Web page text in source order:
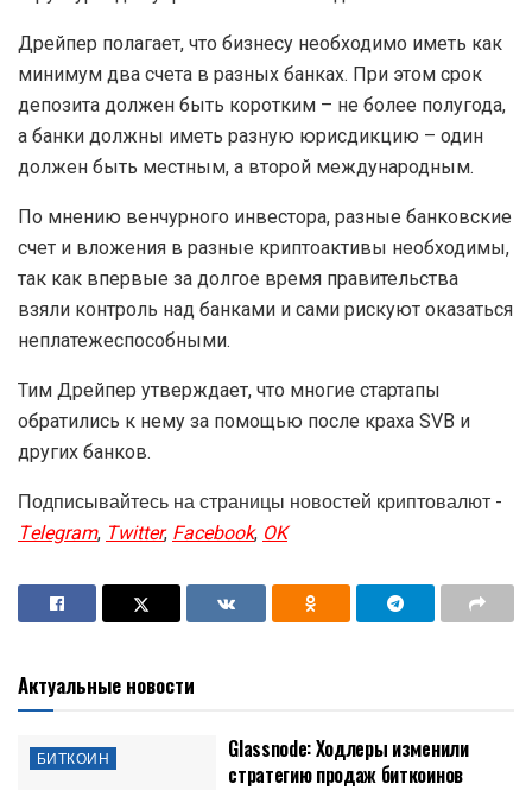
Дрейпер полагает, что бизнесу необходимо иметь как
минимум два счета в разных банках. При этом срок
депозита должен быть коротким – не более полугода,
а банки должны иметь разную юрисдикцию – один
должен быть местным, а второй международным.
По мнению венчурного инвестора, разные банковские
счет и вложения в разные криптоактивы необходимы,
так как впервые за долгое время правительства
взяли контроль над банками и сами рискуют оказаться
неплатежеспособными.
Тим Дрейпер утверждает, что многие стартапы
обратились к нему за помощью после краха SVB и
других банков.
Подписывайтесь на страницы новостей криптовалют -
Telegram,Twitter,Facebook,OK
Актуальные новости
БИТКОИН
Glassnode: Ходлеры изменили
стратегию продаж биткоинов